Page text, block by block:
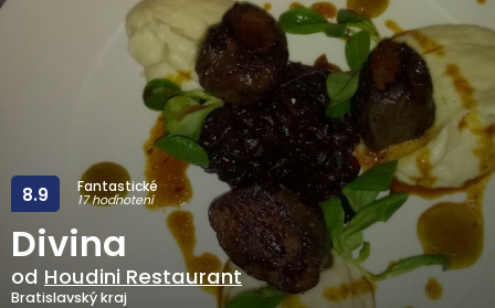
Fantastické
17 hodnotení
8.9
Divina
od Houdini Restaurant
Bratislavský kraj